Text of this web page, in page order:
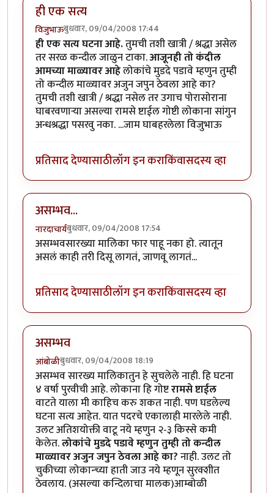
ही एक सत्य
विजुभाऊबुधवार, 09/04/2008 17:44
ही एक सत्य घटना आहे.तुमची तशी खात्री / श्रद्धा असेल
तर सरळ कन्दील जाळुन टाका.आजूनही तो कंदील
आमच्या माळ्यावर आहेलोकांचे मुडदे पडावे म्हणुन तुम्ही
तो कन्दील माळ्यावर अजुन जपुन ठेवला आहे का?
तुमची तशी खात्री / श्रद्धा नसेल तर उगाच पोरासोराना
घाबरवणार्‍या असल्या रामसे ष्टाईल गोष्टी लोकाना सांगुन
अन्धश्रद्धा पसरवु नका. ...जाम घाबहरलेला विजुभाऊ
प्रतिसाद देण्यासाठीलॉग इन कराकिंवासदस्य व्हा
असम्भव...
नारदाचार्यबुधवार, 09/04/2008 17:54
असम्भवसारख्या मालिका फार पाहू नका हो. त्यातून
असलं काही तरी दिसू लागतं, जाणवू लागतं...
प्रतिसाद देण्यासाठीलॉग इन कराकिंवासदस्य व्हा
असम्भव
आंबोळीबुधवार, 09/04/2008 18:19
असम्भव सारख्य मालिकातुन हे सुचलेले नाही. हि घटना
४ वर्षा पुरवीची आहे. लोकाना हि गोष्टरामसे ष्टाईल
वाटते याला मी काहिच करु शकत नाही. पण घडलेल्य
घटना सत्य आहेत. यात पदरचे एकालाही मारलेले नाही.
उलट अतिशयोक्ती वाटू नये म्हणुन २-३ किस्से कमी
केलेत.लोकांचे मुडदे पडावे म्हणुन तुम्ही तो कन्दील
माळ्यावर अजुन जपुन ठेवला आहे का?नाही. उलट तो
चुकीच्या लोकान्च्या हाती जाउ नये म्हणून सुरक्शीत
ठेवलाय. (असल्या कन्दिलाचा मालक)आम्बोळी